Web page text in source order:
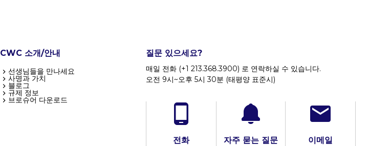
CWC 소개/안내
선생님들을 만나세요
사명과 가치
블로그
규제 정보
브로슈어 다운로드
질문 있으세요?
매일 전화 (+1 213.368.3900) 로 연락하실 수 있습니다.
오전 9시~오후 5시 30분 (태평양 표준시)
전화 자주 묻는 질문 이메일